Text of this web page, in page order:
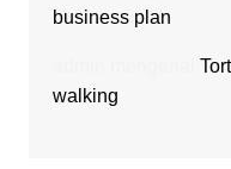
business plan
walking